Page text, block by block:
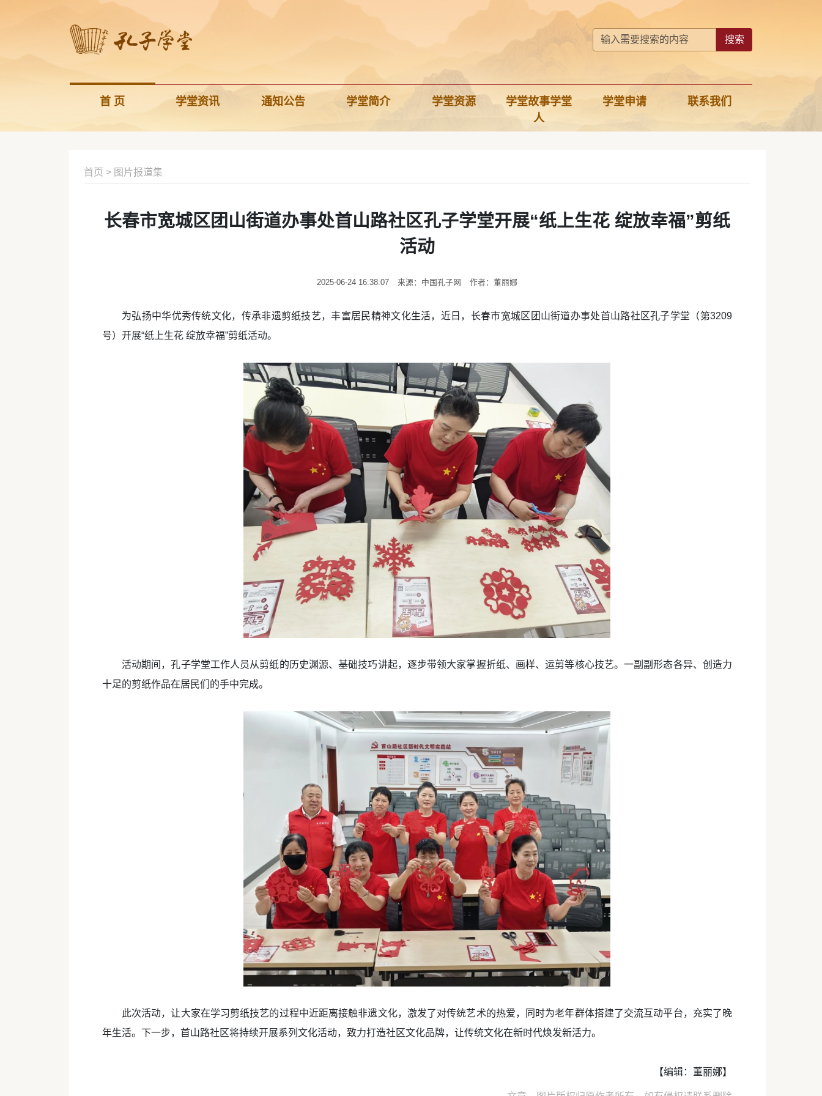
搜索
首 页 学堂资讯 通知公告 学堂简介 学堂资源
学堂故事学堂
人
学堂申请 联系我们
首页 > 图片报道集
长春市宽城区团山街道办事处首山路社区孔子学堂开展“纸上生花 绽放幸福”剪纸
活动
2025-06-24 16:38:07 来源：中国孔子网 作者：董丽娜
为弘扬中华优秀传统文化，传承非遗剪纸技艺，丰富居民精神文化生活，近日，长春市宽城区团山街道办事处首山路社区孔子学堂（第3209
号）开展“纸上生花 绽放幸福”剪纸活动。
活动期间，孔子学堂工作人员从剪纸的历史渊源、基础技巧讲起，逐步带领大家掌握折纸、画样、运剪等核心技艺。一副副形态各异、创造力
十足的剪纸作品在居民们的手中完成。
此次活动，让大家在学习剪纸技艺的过程中近距离接触非遗文化，激发了对传统艺术的热爱，同时为老年群体搭建了交流互动平台，充实了晚
年生活。下一步，首山路社区将持续开展系列文化活动，致力打造社区文化品牌，让传统文化在新时代焕发新活力。
【编辑：董丽娜】